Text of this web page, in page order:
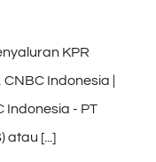
KPR
Indonesia |
Indonesia - PT
atau [...]